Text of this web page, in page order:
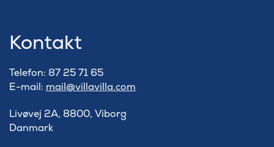
Kontakt
Telefon: 87 25 71 65
E-mail: mail@villavilla.com
Livøvej 2A, 8800, Viborg
Danmark